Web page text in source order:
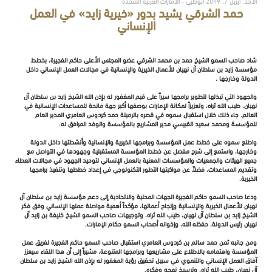
حمد الشرقي يشيد بدور «خيرية زايد» في العمل
الإنساني
شاد صاحب السمو الشيخ حمد بن محمد الشرقي عضو المجلس الأعلى حاكم الفجيرة، بخطط
مؤسسة زايد بن سلطان آل نهيان للأعمال الخيرية والإنسانية في مجالات العمل الإنساني داخل
الدولة وخارجها .
والجهود التي تبذلها لتطوير برامجها سيراً على قيم المغفور له بإذن الله الشيخ زايد بن سلطان آل
نهيان، طيب الله ثراه، وتعزيزاً لمكانة الإمارات بوصفها أكبر جهة مانحة للمساعدات الإنسانية في
العالم. جاء ذلك خلال استقبال سموه في قصره بالرميلة حمد كردوس العامري المدير العام
للمؤسسة ومحمد سعيد القبيسي مدير المشاريع بالمؤسسة والوفد المرافق له.
واطلع سموه على خطط عمل المؤسسة وبرامجها الخيرية والإنسانية وأنشطتها داخل الدولة
وخارجها، واستمع إلى شرح مفصل عن خطط المؤسسة المستقبلية وجهودها في التواصل مع
جميع الهيئات والجمعيات والمؤسسات المعنية بالعمل الإنساني لتوحيد الجهود في مجالات العطاء
وتقديم المساعدات، فضلاً عن مواكبتها التطور التكنولوجي في إعداد خططها وتنفيذ برامجها
الخيرية.
ودعا صاحب السمو حاكم الفجيرة الجهات المحلية والاتحادية إلى دعم مؤسسة زايد بن سلطان آل
نهيان للأعمال الخيرية والإنسانية وإنجاح أعمالها، مؤكداً أهمية مواصلة عملها الإنساني وفق فكر
الشيخ زايد بن سلطان آل نهيان، طيب الله ثراه، وتوجيهات صاحب السمو الشيخ خليفة بن زايد آل
نهيان رئيس الدولة، حفظه الله، وإخوانه أصحاب السمو حكام الإمارات.
ومن جانبه ثمن حمد سالم بن كردوس العامري استقبال صاحب السمو حاكم الفجيرة لفريق عمل
المؤسسة واهتمامه بالاطلاع على مشاريعها وبرامجها المتنوعة، مشيراً إلى أن هذا اللقاء سيعزز
آفاق العمل الإنساني والتنموي في سبيل تحقيق رؤية المغفور له بإذن الله الشيخ زايد بن سلطان
آل نهيان، طيب الله ثراه، وترسيخ نهجه وفكره.